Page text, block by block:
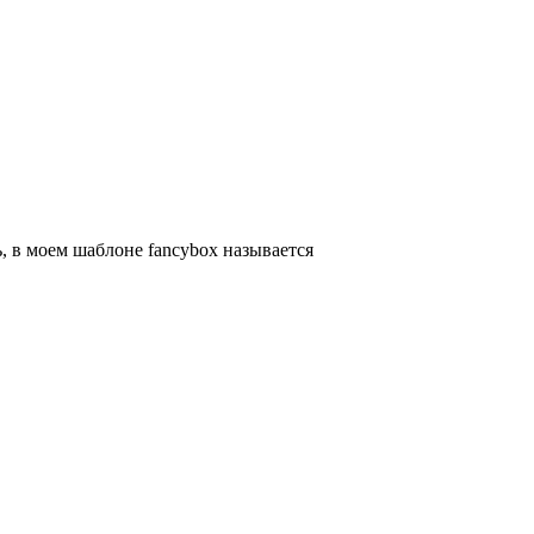
в моем шаблоне fancybox называется